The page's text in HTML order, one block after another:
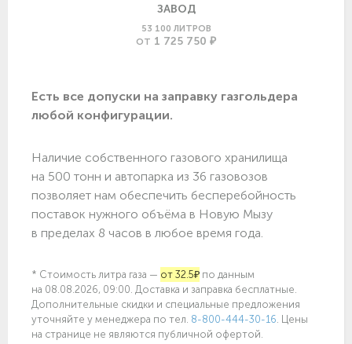
ЗАВОД
53 100 ЛИТРОВ
ОТ 1 725 750 ₽
Есть все допуски нa заправку газгольдера
любой конфигурации.
Наличие собственного газового хранилища
на 500 тонн и автопарка из 36 газовозов
позволяет нам обеспечить бесперебойность
поставок нужного объёма в Новую Мызу
в пределах 8 часов в любое время года.
* Стоимость литра газа — от 32.5₽ по данным
на 08.08.2026, 09:00. Доставка и заправка бесплатные.
Дополнительные скидки и специальные предложения
уточняйте у менеджера по тел. 8-800-444-30-16 . Цены
на странице не являются публичной офертой.